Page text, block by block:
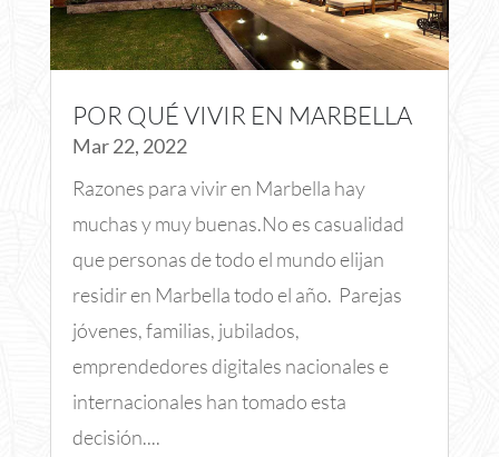
POR QUÉ VIVIR EN MARBELLA
Mar 22, 2022
Razones para vivir en Marbella hay
muchas y muy buenas.No es casualidad
que personas de todo el mundo elijan
residir en Marbella todo el año. Parejas
jóvenes, familias, jubilados,
emprendedores digitales nacionales e
internacionales han tomado esta
decisión....